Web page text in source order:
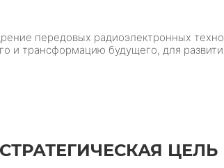
передовых радиоэлектронных
и трансформацию будущего, для
ЦЕЛЬ